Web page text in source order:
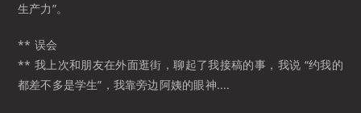
生产力”。
** 误会
** 我上次和朋友在外面逛街，聊起了我接稿的事，我说 “约我的
都差不多是学生”，我靠旁边阿姨的眼神....